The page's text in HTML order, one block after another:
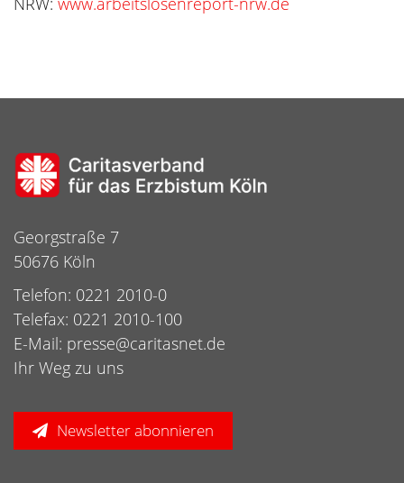
Georgstraße 7
50676 Köln
Telefon: 0221 2010-0
Telefax: 0221 2010-100
E-Mail: presse@caritasnet.de
Ihr Weg zu uns
Newsletter abonnieren